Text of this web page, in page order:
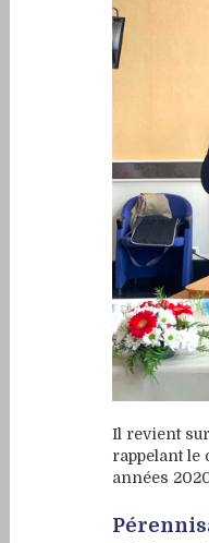
Il revient
rappelant le
années